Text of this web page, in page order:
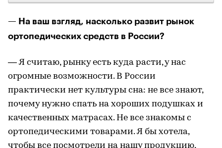
— На ваш взгляд, насколько развит рынок
ортопедических средств в России?
— Я считаю, рынку есть куда расти, у нас
огромные возможности. В России
практически нет культуры сна: не все знают,
почему нужно спать на хороших подушках и
качественных матрасах. Не все знакомы с
ортопедическими товарами. Я бы хотела,
чтобы все посмотрели на нашу продукцию,